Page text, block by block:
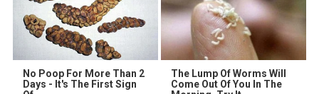
No Poop For More Than 2
Days - It's The First Sign
The Lump Of Worms Will
Come Out Of You In The